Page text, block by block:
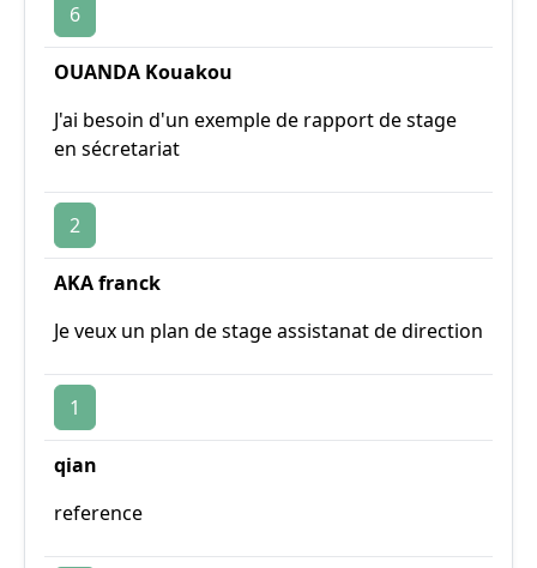
6
OUANDA Kouakou
J'ai besoin d'un exemple de rapport de stage
en sécretariat
2
AKA franck
Je veux un plan de stage assistanat de direction
1
qian
reference